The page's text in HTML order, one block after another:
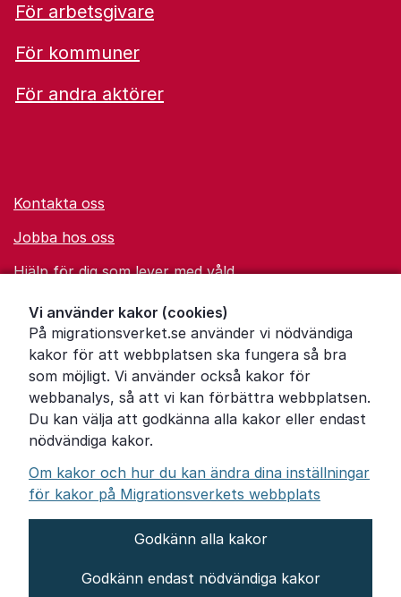
Vi använder kakor (cookies)
På migrationsverket.se använder vi nödvändiga
kakor för att webbplatsen ska fungera så bra
som möjligt. Vi använder också kakor för
webbanalys, så att vi kan förbättra webbplatsen.
Du kan välja att godkänna alla kakor eller endast
nödvändiga kakor.
Om kakor och hur du kan ändra dina inställningar
för kakor på Migrationsverkets webbplats
Godkänn alla kakor
Godkänn endast nödvändiga kakor
För arbetsgivare
För kommuner
För andra aktörer
Kontakta oss
Jobba hos oss
Hjälp för dig som lever med våld
Ordförklaringar
Om Migrationsverket
Pressrum
Tillgänglighetsredogörelse
Other languages